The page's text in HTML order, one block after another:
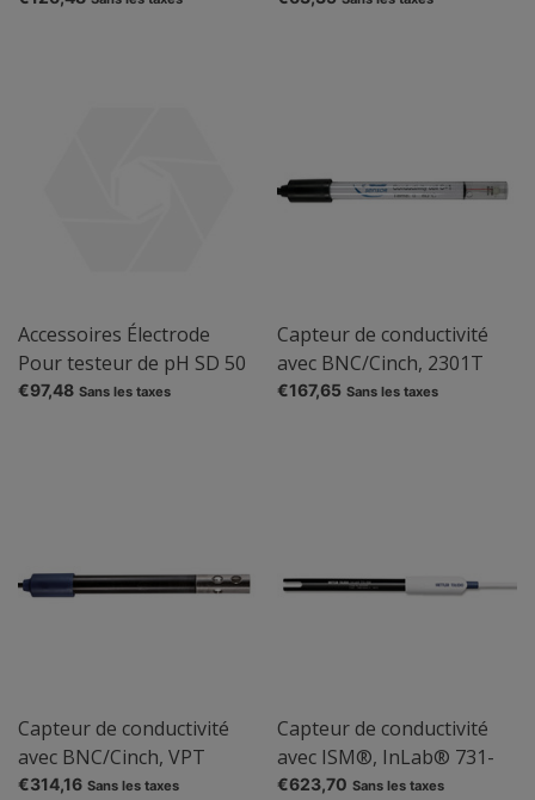
Accessoires Électrode
Pour testeur de pH SD 50
€97,48 Sans les taxes
Capteur de conductivité
avec BNC/Cinch, 2301T
€167,65 Sans les taxes
Capteur de conductivité
avec BNC/Cinch, VPT
51/01
€314,16 Sans les taxes
Capteur de conductivité
avec ISM®, InLab® 731-
ISM®
€623,70 Sans les taxes